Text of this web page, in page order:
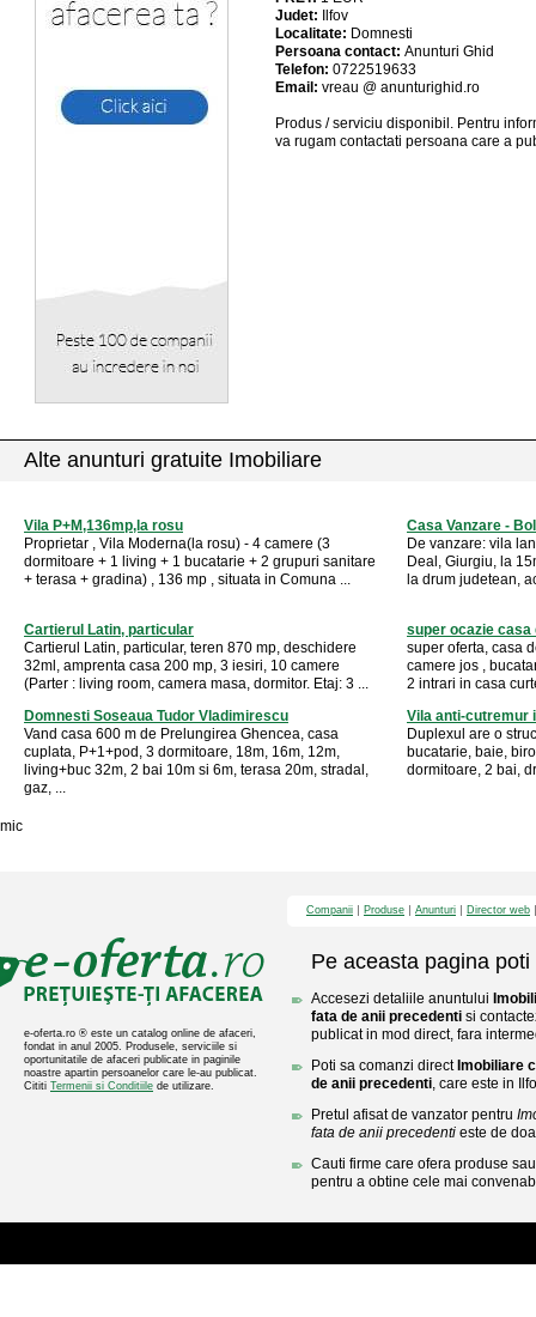
Judet:
Ilfov
Localitate: Domnesti
Persoana contact: Anunturi Ghid
Telefon: 0722519633
Email: vreau @ anunturighid.ro
Produs / serviciu disponibil . Pentru
va rugam contactati persoana care a
Alte anunturi gratuite Imobiliare
Vila P+M,136mp,la rosu
Proprietar , Vila Moderna(la rosu) - 4 camere (3
dormitoare + 1 living + 1 bucatarie + 2 grupuri sanitare
+ terasa + gradina) , 136 mp , situata in Comuna ...
Casa Vanzare -
De vanzare: vila
Deal, Giurgiu, la
la drum judetean,
Cartierul Latin, particular
Cartierul Latin, particular, teren 870 mp, deschidere
32ml, amprenta casa 200 mp, 3 iesiri, 10 camere
(Parter : living room, camera masa, dormitor. Etaj: 3 ...
super ocazie casa
super oferta, casa
camere jos ,
2 intrari in casa
Domnesti Soseaua Tudor Vladimirescu
Vand casa 600 m de Prelungirea Ghencea, casa
cuplata, P+1+pod, 3 dormitoare, 18m, 16m, 12m,
living+buc 32m, 2 bai 10m si 6m, terasa 20m, stradal,
gaz, ...
Vila anti-cutremur
Duplexul are o
bucatarie, baie,
dormitoare, 2 bai,
mic
e-oferta.ro ® este un catalog online de afaceri,
fondat in anul 2005. Produsele, serviciile si
oportunitatile de afaceri publicate in paginile
noastre apartin persoanelor care le-au publicat.
Cititi Termenii si Conditiile de utilizare.
Companii Produse Anunturi Director web
Pe aceasta pagina poti
Accesezi detaliile anuntului
fata de anii precedenti si
publicat in mod direct, fara
Poti sa comanzi direct Imobiliare
de anii precedenti, care este in
Pretul afisat de vanzator pentru
fata de anii precedenti este de
Cauti firme care ofera produse
pentru a obtine cele mai